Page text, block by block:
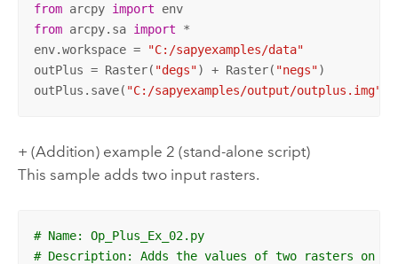
from arcpy import
env
from arcpy.sa import *
env.workspace =
"C:/sapyexamples/data"
outPlus = Raster( "degs") + Raster( "negs")
outPlus.save( "C:/sapyexamples/output/outplus.img"
+ (Addition) example 2 (stand-alone script)
This sample adds two input rasters.
# Name: Op_Plus_Ex_02.py
# Description: Adds the values of two rasters on